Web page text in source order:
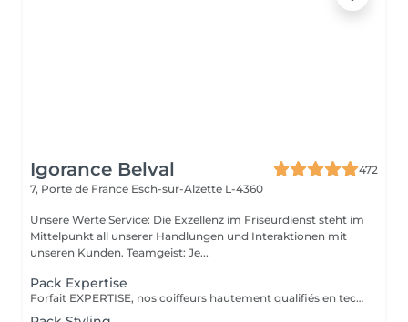
Igorance Belval
472
7, Porte de France Esch-sur-Alzette L-4360
Unsere Werte Service: Die Exzellenz im Friseurdienst steht im
Mittelpunkt all unserer Handlungen und Interaktionen mit
unseren Kunden. Teamgeist: Je...
Pack Expertise
Forfait EXPERTISE, nos coiffeurs hautement qualifiés en technique anglo-saxonne, en formation continu et diplômés d’une académie anglaise à Paris. Vous offre une séance d’une heure avec votre coach en suivi beauté. Ce pack inclus : 1 h de prestation Un diagnostique personnalisé Shampoing spécifique Haircare Conditioner spécifique Produit de coiffage Coupe Styling Produit de finition